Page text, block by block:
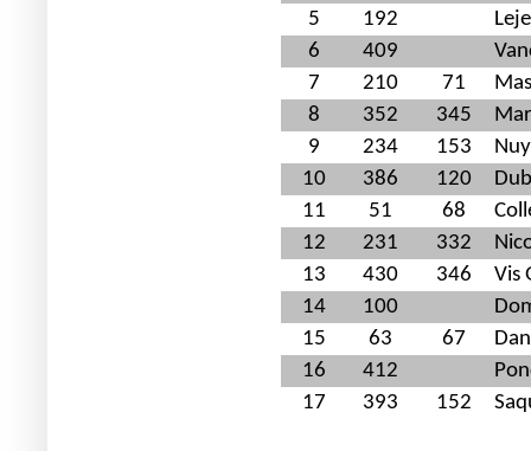
5
192
6
409
7
210 71
8
352 345
9
234 153
10
386 120
11
51 68
12
231 332
13
430 346
Vis
14
100
15
63 67
16
412
17
393 152